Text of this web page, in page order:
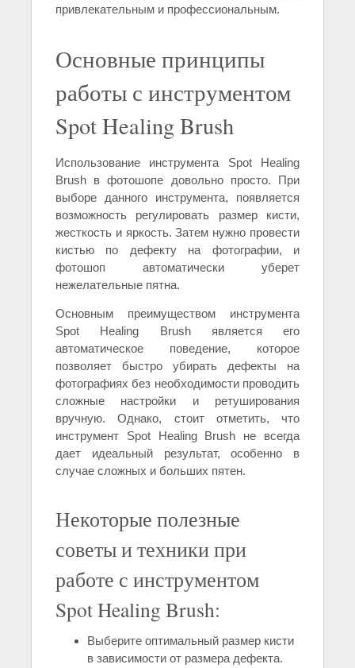
привлекательным и профессиональным.
Основные принципы
работы с инструментом
Spot Healing Brush
Использование инструмента Spot Healing
Brush в фотошопе довольно просто. При
выборе данного инструмента, появляется
возможность регулировать размер кисти,
жесткость и яркость. Затем нужно провести
кистью по дефекту на фотографии, и
фотошоп автоматически уберет
нежелательные пятна.
Основным преимуществом инструмента
Spot Healing Brush является его
автоматическое поведение, которое
позволяет быстро убирать дефекты на
фотографиях без необходимости проводить
сложные настройки и ретуширования
вручную. Однако, стоит отметить, что
инструмент Spot Healing Brush не всегда
дает идеальный результат, особенно в
случае сложных и больших пятен.
Некоторые полезные
советы и техники при
работе с инструментом
Spot Healing Brush:
Выберите оптимальный размер кисти
в зависимости от размера дефекта.